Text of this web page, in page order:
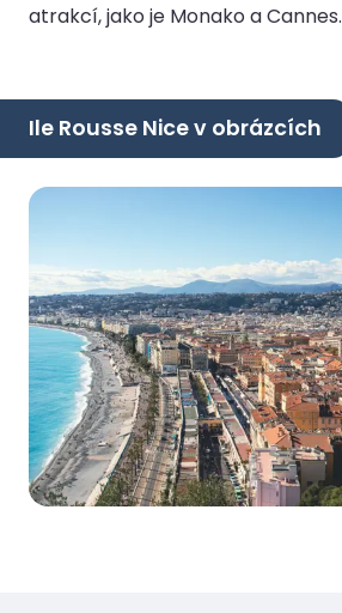
atrakcí, jako je Monako a Cannes.
Ile Rousse Nice v obrázcích